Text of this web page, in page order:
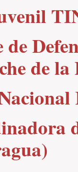
de
de